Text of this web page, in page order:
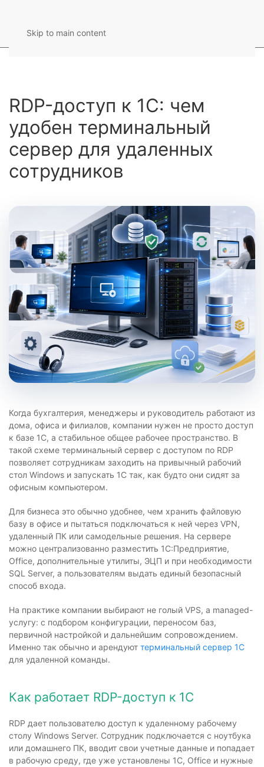
Skip to main content
RDP-доступ к 1С: чем
удобен терминальный
сервер для удаленных
сотрудников
Когда бухгалтерия, менеджеры и руководитель работают из
дома, офиса и филиалов, компании нужен не просто доступ
к базе 1С, а стабильное общее рабочее пространство. В
такой схеме терминальный сервер с доступом по RDP
позволяет сотрудникам заходить на привычный рабочий
стол Windows и запускать 1С так, как будто они сидят за
офисным компьютером.
Для бизнеса это обычно удобнее, чем хранить файловую
базу в офисе и пытаться подключаться к ней через VPN,
удаленный ПК или самодельные решения. На сервере
можно централизованно разместить 1С:Предприятие,
Office, дополнительные утилиты, ЭЦП и при необходимости
SQL Server, а пользователям выдать единый безопасный
способ входа.
На практике компании выбирают не голый VPS, а managed-
услугу: с подбором конфигурации, переносом баз,
первичной настройкой и дальнейшим сопровождением.
Именно так обычно и арендуют терминальный сервер 1С
для удаленной команды.
Как работает RDP-доступ к 1С
RDP дает пользователю доступ к удаленному рабочему
столу Windows Server. Сотрудник подключается с ноутбука
или домашнего ПК, вводит свои учетные данные и попадает
в рабочую среду, где уже установлены 1С, Office и нужные